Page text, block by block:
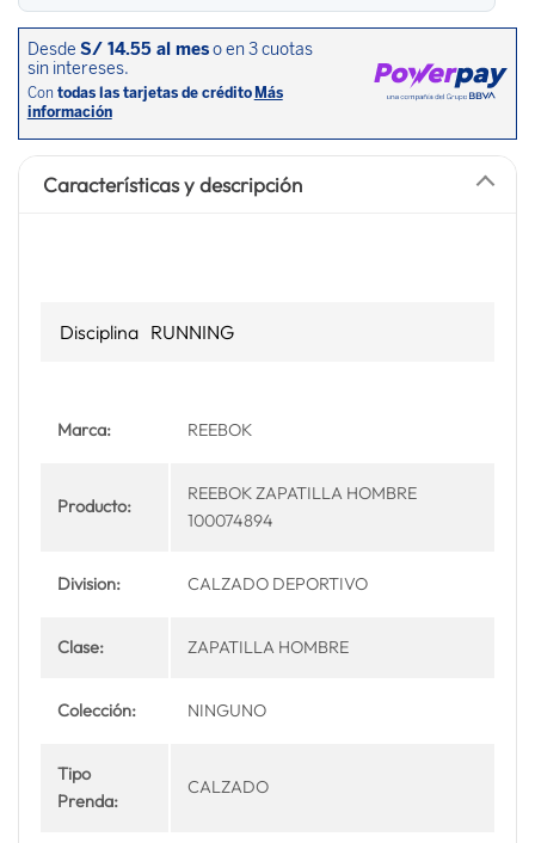
Características y descripción
Disciplina RUNNING
Marca: REEBOK
Producto:
REEBOK ZAPATILLA HOMBRE
100074894
Division: CALZADO DEPORTIVO
Clase: ZAPATILLA HOMBRE
Colección: NINGUNO
Tipo
Prenda:
CALZADO